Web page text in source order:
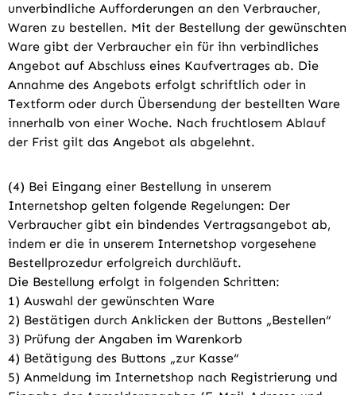
unverbindliche Aufforderungen an den Verbraucher,
Waren zu bestellen. Mit der Bestellung der gewünschten
Ware gibt der Verbraucher ein für ihn verbindliches
Angebot auf Abschluss eines Kaufvertrages ab. Die
Annahme des Angebots erfolgt schriftlich oder in
Textform oder durch Übersendung der bestellten Ware
innerhalb von einer Woche. Nach fruchtlosem Ablauf
der Frist gilt das Angebot als abgelehnt.
(4) Bei Eingang einer Bestellung in unserem
Internetshop gelten folgende Regelungen: Der
Verbraucher gibt ein bindendes Vertragsangebot ab,
indem er die in unserem Internetshop vorgesehene
Bestellprozedur erfolgreich durchläuft.
Die Bestellung erfolgt in folgenden Schritten:
1) Auswahl der gewünschten Ware
2) Bestätigen durch Anklicken der Buttons „Bestellen“
3) Prüfung der Angaben im Warenkorb
4) Betätigung des Buttons „zur Kasse“
5) Anmeldung im Internetshop nach Registrierung und